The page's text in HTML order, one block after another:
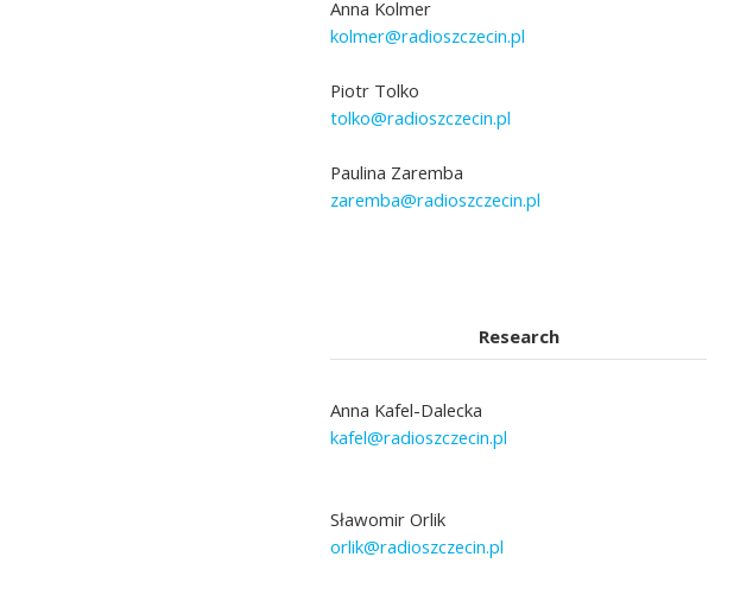
Anna Kolmer
kolmer@radioszczecin.pl
Piotr Tolko
tolko@radioszczecin.pl
Paulina Zaremba
zaremba@radioszczecin.pl
Research
Anna Kafel-Dalecka
kafel@radioszczecin.pl
Sławomir Orlik
orlik@radioszczecin.pl